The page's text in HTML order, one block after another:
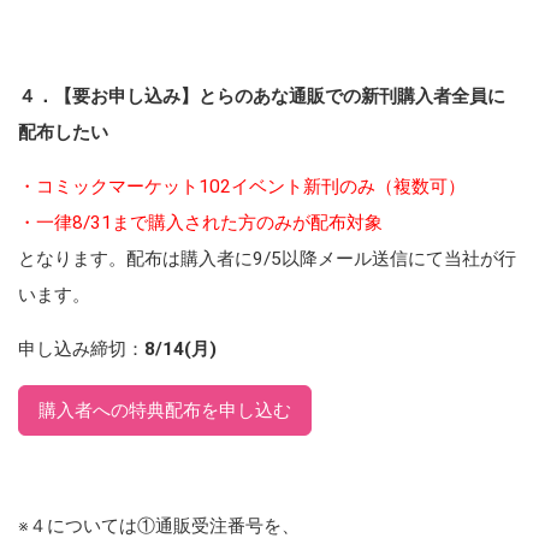
４．【要お申し込み】とらのあな通販での新刊購入者全員に
配布したい
・コミックマーケット102イベント新刊のみ（複数可）
・一律8/31まで購入された方のみが配布対象
となります。配布は購入者に9/5以降メール送信にて当社が行
います。
申し込み締切： 8/14(月)
購入者への特典配布を申し込む
※４については①通販受注番号を、